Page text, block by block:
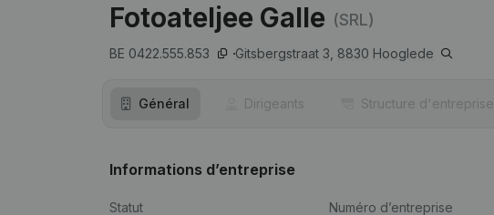
Fotoateljee Galle (SRL)
BE 0422.555.853 Gitsbergstraat 3, 8830 Hooglede
Général Dirigeants Structure d'entreprise
Informations d’entreprise
Statut
Numéro d’entreprise